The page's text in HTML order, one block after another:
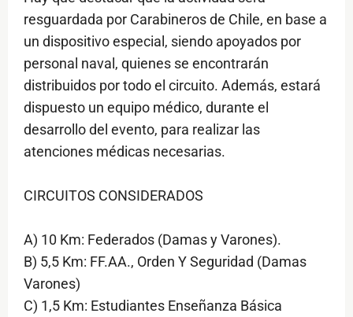
resguardada por Carabineros de Chile, en base a
un dispositivo especial, siendo apoyados por
personal naval, quienes se encontrarán
distribuidos por todo el circuito. Además, estará
dispuesto un equipo médico, durante el
desarrollo del evento, para realizar las
atenciones médicas necesarias.
CIRCUITOS CONSIDERADOS
A) 10 Km: Federados (Damas y Varones).
B) 5,5 Km: FF.AA., Orden Y Seguridad (Damas
Varones)
C) 1,5 Km: Estudiantes Enseñanza Básica